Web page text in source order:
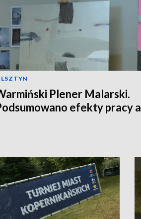
Plener Malarski.
efekty pracy